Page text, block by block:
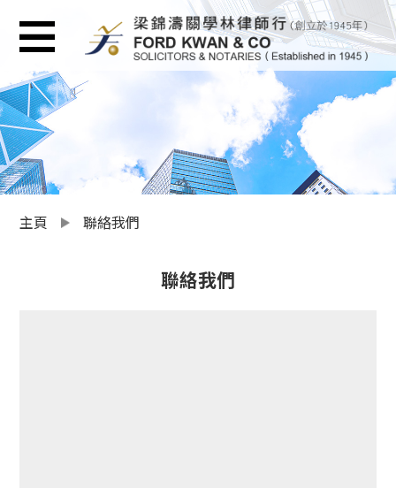
主頁 聯絡我們
聯絡我們